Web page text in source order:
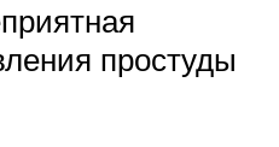
простуды